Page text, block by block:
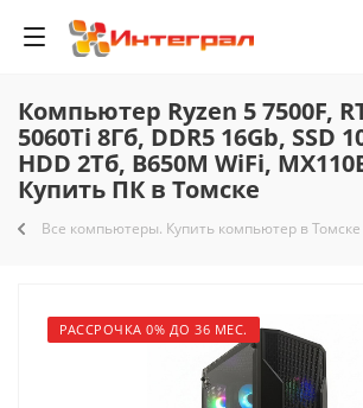
Компьютер Ryzen 5 7500F,
5060Ti 8Гб, DDR5 16Gb, SSD
HDD 2Тб, B650M WiFi,
Купить ПК в Томске
Все компьютеры. Купить компьютер в Томске
РАССРОЧКА 0% ДО 36 МЕС.